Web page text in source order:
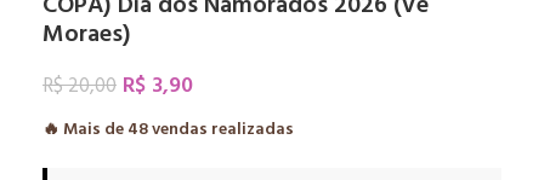
Moraes)
R$20,00 R$ 3,90
🔥 Mais de48vendas realizadas